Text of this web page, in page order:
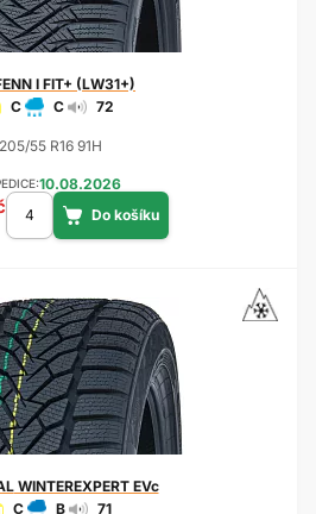
I FIT+ (LW31+)
C
C 72
205/55 R16 91H
10.08.2026
WINTEREXPERT EVc
C
B 71